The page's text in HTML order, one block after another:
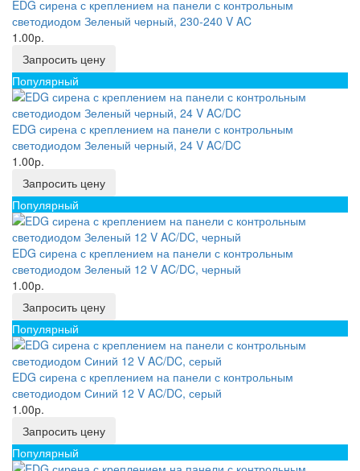
EDG сирена с креплением на панели с контрольным
светодиодом Зеленый черный, 230-240 V AC
1.00р.
Запросить цену
Популярный
EDG сирена с креплением на панели с контрольным
светодиодом Зеленый черный, 24 V AC/DC
1.00р.
Запросить цену
Популярный
EDG сирена с креплением на панели с контрольным
светодиодом Зеленый 12 V AC/DC, черный
1.00р.
Запросить цену
Популярный
EDG сирена с креплением на панели с контрольным
светодиодом Синий 12 V AC/DC, серый
1.00р.
Запросить цену
Популярный